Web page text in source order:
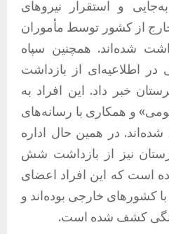
و استقرار نیروهای
از کشور توسط مأموران
شده‌اند. همچنین سپاه
در اطلاعیه‌ای از بازداشت
خبر داد. این افراد به
و همکاری با رسانه‌های
در همین حال اداره
نیز از بازداشت شش
است که این افراد اعضای
کشورهای خارجی بوده‌اند و
جنگی کشف شده است.